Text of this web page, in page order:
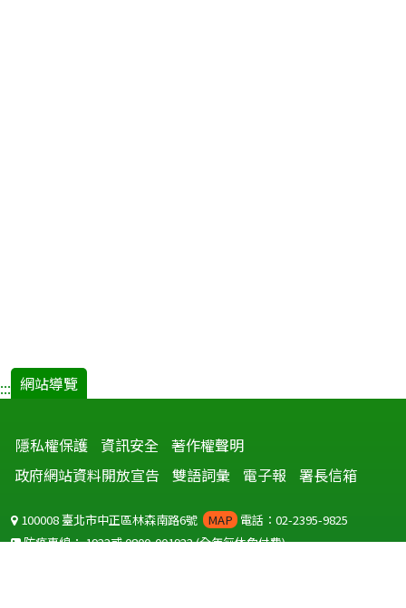
::: 網站導覽
隱私權保護 資訊安全 著作權聲明
政府網站資料開放宣告
雙語詞彙 電子報 署長信箱
100008 臺北市中正區林森南路6號 MAP 電話：02-2395-9825
防疫專線：1922或0800-001922(全年無休免付費)